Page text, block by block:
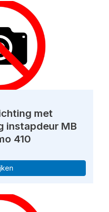
met
instapdeur MB
410